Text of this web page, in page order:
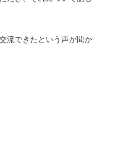
流できたという声が聞か